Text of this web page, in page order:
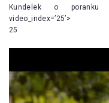
Kundelek o poranku
video_index=’25’>
25